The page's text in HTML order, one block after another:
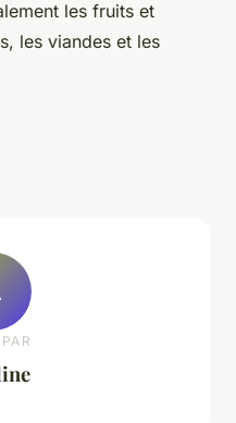
les fruits et
les viandes et les